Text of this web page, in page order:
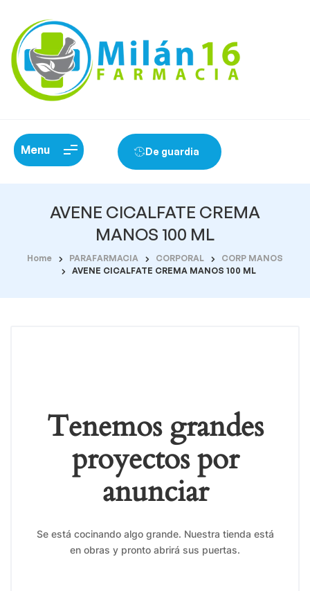
Menu De guardia
AVENE CICALFATE CREMA
MANOS 100 ML
Home PARAFARMACIA CORPORAL
CORP MANOS
AVENE CICALFATE CREMA MANOS 100 ML
Tenemos grandes
proyectos por
anunciar
Se está cocinando algo grande. Nuestra tienda está
en obras y pronto abrirá sus puertas.